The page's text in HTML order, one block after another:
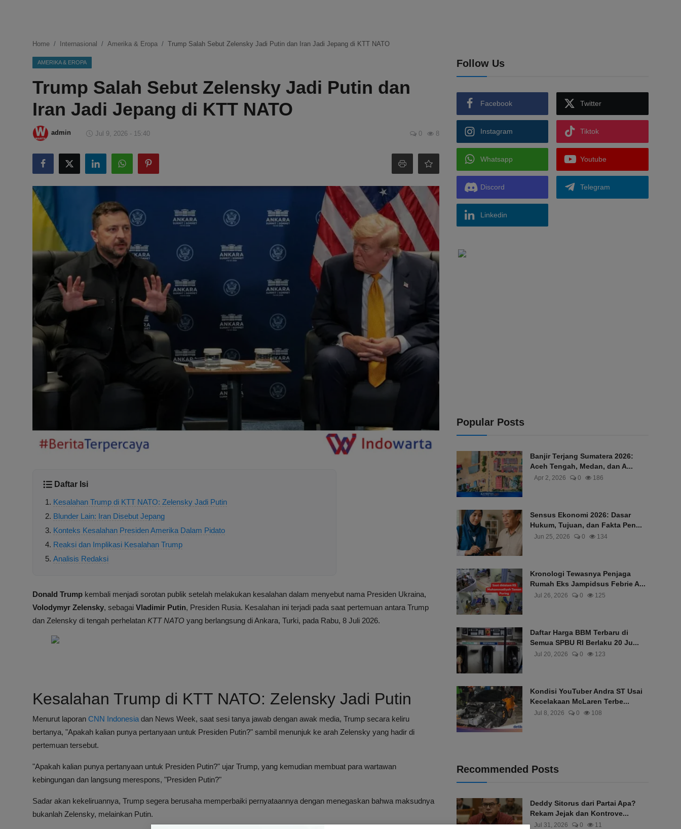
Ekonomi
Internasional
Teknologi
Hiburan
Kesehatan
Home Internasional Amerika & Eropa Trump Salah Sebut Zelensky Jadi Putin dan Iran Jadi Jepang di KTT NATO
AMERIKA & EROPA
Trump Salah Sebut Zelensky Jadi Putin dan
Iran Jadi Jepang di KTT NATO
admin Jul 9, 2026 - 15:40 0 8
Daftar Isi
Kesalahan Trump di KTT NATO: Zelensky Jadi Putin
Blunder Lain: Iran Disebut Jepang
Konteks Kesalahan Presiden Amerika Dalam Pidato
Reaksi dan Implikasi Kesalahan Trump
Analisis Redaksi
Donald Trump kembali menjadi sorotan publik setelah melakukan kesalahan dalam menyebut nama Presiden Ukraina,
Volodymyr Zelensky, sebagai Vladimir Putin, Presiden Rusia. Kesalahan ini terjadi pada saat pertemuan antara Trump
dan Zelensky di tengah perhelatan KTT NATO yang berlangsung di Ankara, Turki, pada Rabu, 8 Juli 2026.
Kesalahan Trump di KTT NATO: Zelensky Jadi Putin
Menurut laporan CNN Indonesia dan News Week, saat sesi tanya jawab dengan awak media, Trump secara keliru
bertanya, "Apakah kalian punya pertanyaan untuk Presiden Putin?" sambil menunjuk ke arah Zelensky yang hadir di
pertemuan tersebut.
"Apakah kalian punya pertanyaan untuk Presiden Putin?" ujar Trump, yang kemudian membuat para wartawan
kebingungan dan langsung merespons, "Presiden Putin?"
Sadar akan kekeliruannya, Trump segera berusaha memperbaiki pernyataannya dengan menegaskan bahwa maksudnya
bukanlah Zelensky, melainkan Putin.
Follow Us
Facebook Twitter
Instagram Tiktok
Whatsapp Youtube
Discord Telegram
Linkedin
Popular Posts
Banjir Terjang Sumatera 2026:
Aceh Tengah, Medan, dan A...
Apr 2, 2026 0 186
Sensus Ekonomi 2026: Dasar
Hukum, Tujuan, dan Fakta Pen...
Jun 25, 2026 0 134
Kronologi Tewasnya Penjaga
Rumah Eks Jampidsus Febrie A...
Jul 26, 2026 0 125
Daftar Harga BBM Terbaru di
Semua SPBU RI Berlaku 20 Ju...
Jul 20, 2026 0 123
Kondisi YouTuber Andra ST Usai
Kecelakaan McLaren Terbe...
Jul 8, 2026 0 108
Recommended Posts
Deddy Sitorus dari Partai Apa?
Rekam Jejak dan Kontrove...
Jul 31, 2026 0 11